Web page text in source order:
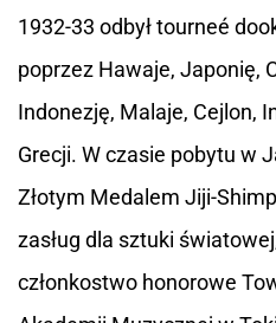
1932-33 odbył tourneé
poprzez Hawaje, Japonię,
Indonezję, Malaje, Cejlon,
Grecji. W czasie pobytu w
Złotym Medalem Jiji-
zasług dla sztuki
członkostwo honorowe